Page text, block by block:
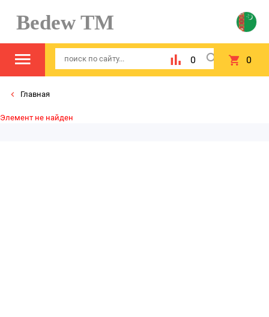
Bedew TM
0 0
Главная
Элемент не найден